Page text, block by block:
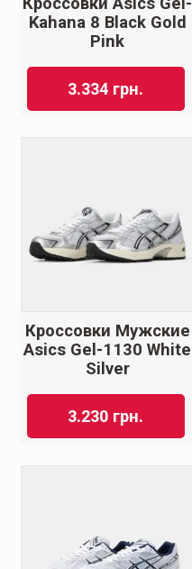
Kahana 8 Black Gold
Pink
3.334 грн.
Кроссовки Мужские
Asics Gel-1130 White
Silver
3.230 грн.